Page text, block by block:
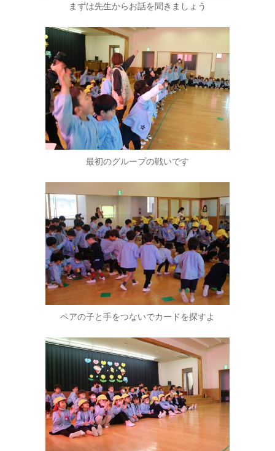
まずは先生からお話を聞きましょう
最初のグループの戦いです
ペアの子と手をつないでカードを探すよ